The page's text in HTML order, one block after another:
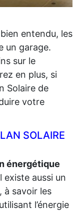
entendu, les
un garage.
sur le
en plus, si
Solaire de
votre
SOLAIRE
énergétique
aussi un
à savoir les
l’énergie